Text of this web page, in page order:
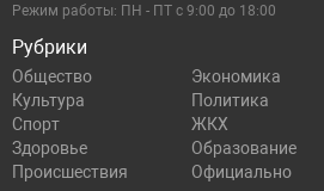
Рубрики
Общество
Экономика
Культура
Политика
Спорт
ЖКХ
Здоровье
Образование
Происшествия
Официально
Режим работы: ПН - ПТ с 9:00 до 18:00